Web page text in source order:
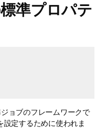
準プロパテ
ジョブのフレームワークで
設定するために使われま